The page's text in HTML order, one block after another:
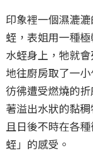
印象裡一個濕漉
蛭，表姐用一種
水蛭身上，牠就
地往廚房取了一
彷彿遭受燃燒的
著溢出水狀的黏
且日後不時在各
蛭」的感受。